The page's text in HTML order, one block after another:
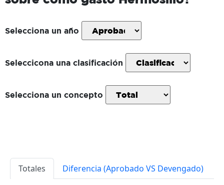
Selecciona un año
Seleccicona una clasificación
Selecciona un concepto
Totales Diferencia (Aprobado VS Devengado)